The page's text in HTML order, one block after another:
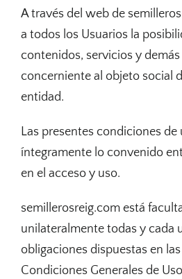
A través del web de
a todos los Usuarios la
contenidos, servicios y
concerniente al objeto social
entidad.
Las presentes condiciones
íntegramente lo convenido
en el acceso y uso.
semillerosreig.com está
unilateralmente todas y cada
obligaciones dispuestas en
Condiciones Generales de